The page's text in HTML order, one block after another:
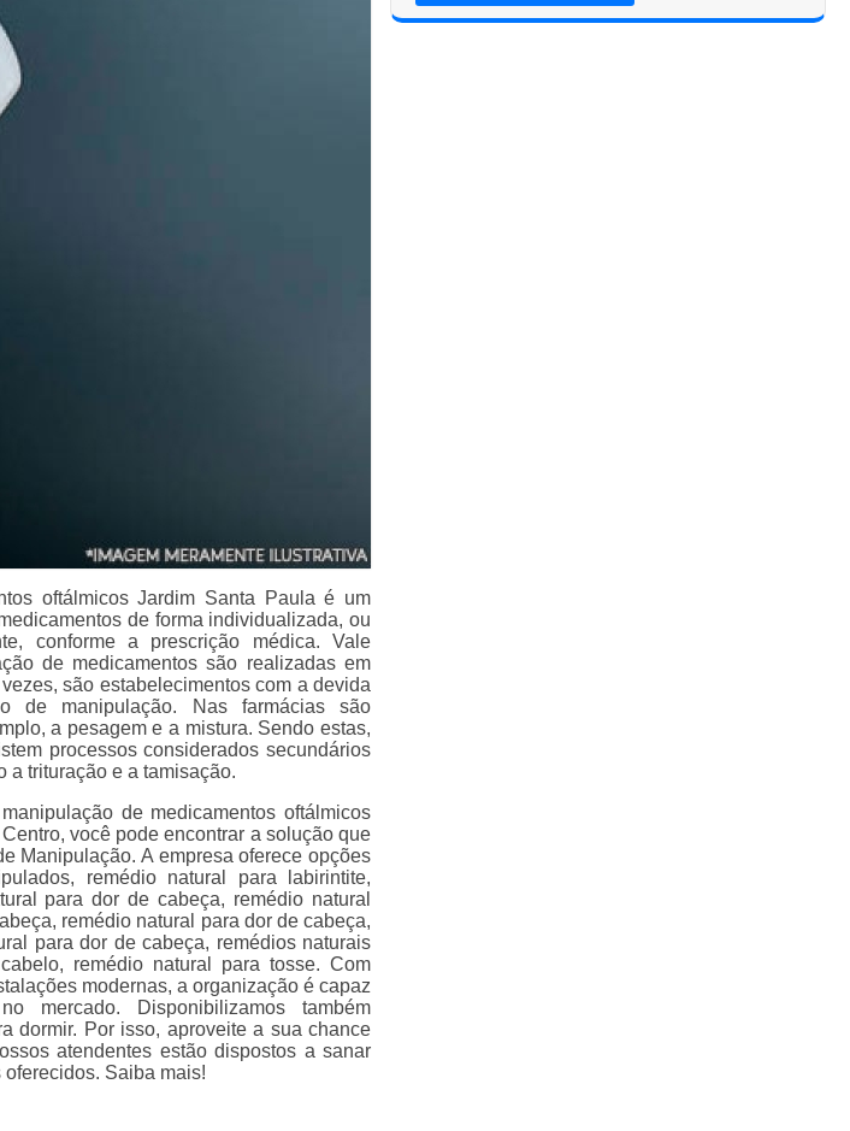
oftálmicos Jardim Santa Paula é um
de forma individualizada, ou
conforme a prescrição médica. Vale
de medicamentos são realizadas em
são estabelecimentos com a devida
de manipulação. Nas farmácias são
a pesagem e a mistura. Sendo estas,
processos considerados secundários
a trituração e a tamisação.
de medicamentos oftálmicos
você pode encontrar a solução que
Manipulação. A empresa oferece opções
remédio natural para labirintite,
para dor de cabeça, remédio natural
remédio natural para dor de cabeça,
para dor de cabeça, remédios naturais
remédio natural para tosse. Com
modernas, a organização é capaz
mercado. Disponibilizamos também
dormir. Por isso, aproveite a sua chance
atendentes estão dispostos a sanar
Saiba mais!